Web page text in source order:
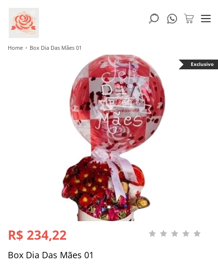
Home Box Dia Das Mães 01
Exclusivo
R$ 234,22
Box Dia Das Mães 01